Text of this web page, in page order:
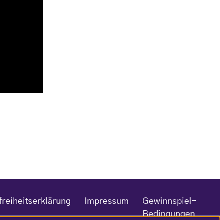
Impressum
Gewinnspiel-
Bedingungen